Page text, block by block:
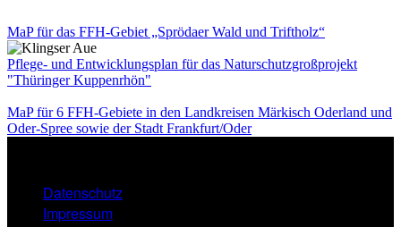
MaP für das FFH-Gebiet „Sprödaer Wald und Triftholz“
Pflege- und Entwicklungsplan für das Naturschutzgroßprojekt
"Thüringer Kuppenrhön"
MaP für 6 FFH-Gebiete in den Landkreisen Märkisch Oderland und
Oder-Spree sowie der Stadt Frankfurt/Oder
FOOTER
Datenschutz
Impressum